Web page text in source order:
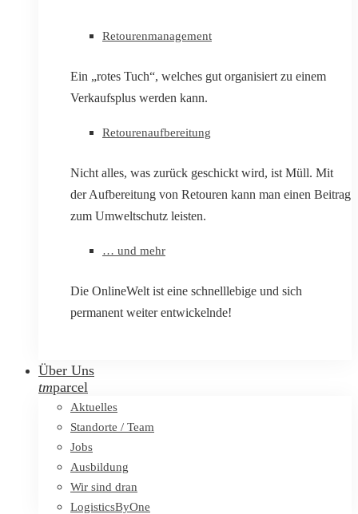
Retourenmanagement
Ein „rotes Tuch“, welches gut organisiert zu einem
Verkaufsplus werden kann.
Retourenaufbereitung
Nicht alles, was zurück geschickt wird, ist Müll. Mit
der Aufbereitung von Retouren kann man einen Beitrag
zum Umweltschutz leisten.
… und mehr
Die OnlineWelt ist eine schnelllebige und sich
permanent weiter entwickelnde!
Über Uns
tmparcel
Aktuelles
Standorte / Team
Jobs
Ausbildung
Wir sind dran
LogisticsByOne